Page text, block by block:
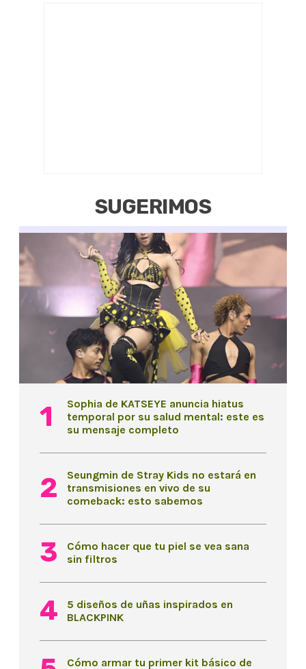
SUGERIMOS
Sophia de KATSEYE anuncia hiatus
temporal por su salud mental: este es
su mensaje completo
Seungmin de Stray Kids no estará en
transmisiones en vivo de su
comeback: esto sabemos
Cómo hacer que tu piel se vea sana
sin filtros
5 diseños de uñas inspirados en
BLACKPINK
Cómo armar tu primer kit básico de